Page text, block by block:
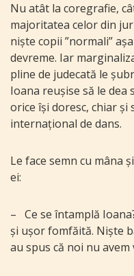
Nu atât la coregrafie,
majoritatea celor din
niște copii ”normali”
devreme. Iar
pline de judecată le
Ioana reușise să le dea
orice își doresc, chiar
internațional de dans.
Le face semn cu mâna
ei:
– Ce se întamplă
și ușor fomfăită. Niște
au spus că noi nu